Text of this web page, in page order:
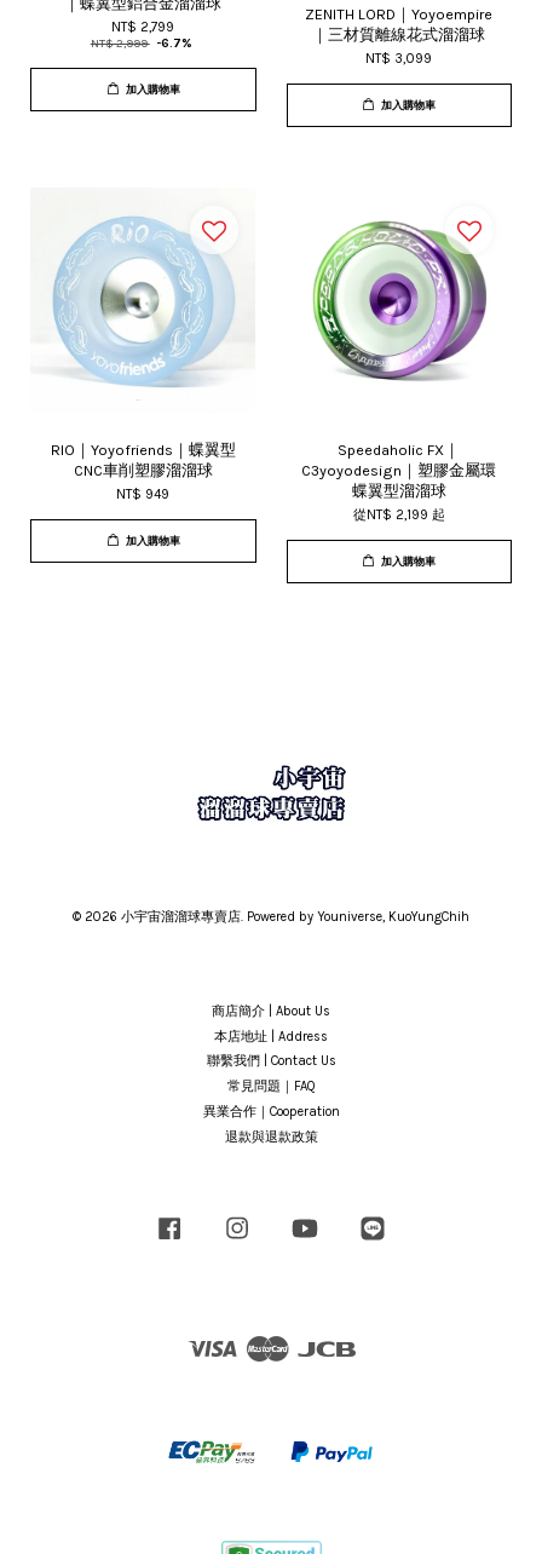
NT$ 2,799
NT$ 2,999 -6.7%
加入購物車
ZENITH LORD｜Yoyoempire
｜三材質離線花式溜溜球
NT$ 3,099
加入購物車
RIO｜Yoyofriends｜蝶翼型
CNC車削塑膠溜溜球
NT$ 949
加入購物車
Speedaholic FX｜
C3yoyodesign｜塑膠金屬環
蝶翼型溜溜球
從NT$ 2,199 起
加入購物車
© 2026 小宇宙溜溜球專賣店. Powered by Youniverse, KuoYungChih
商店簡介 | About Us
本店地址 | Address
聯繫我們 | Contact Us
常見問題｜FAQ
異業合作｜Cooperation
退款與退款政策
Facebook Instagram YouTube
Visa Master